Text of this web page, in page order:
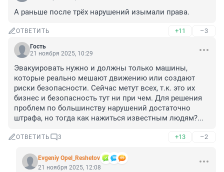
А раньше после трёх нарушений изымали права.
ОТВЕТИТЬ +11 –3
Гость
21 ноября 2025, 10:29
Эвакуировать нужно и должны только машины,
которые реально мешают движению или создают
риски безопасности. Сейчас метут всех, т.к. это их
бизнес и безопасность тут ни при чем. Для решения
проблем по большинству нарушений достаточно
штрафа, но тогда как нажиться известным людям?...
ОТВЕТИТЬ 3 +13 –2
Evgeniy Opel_Reshetov
21 ноября 2025, 12:08